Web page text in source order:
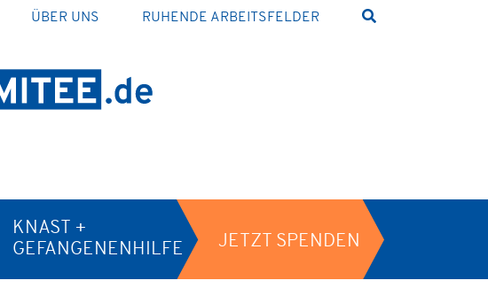
ÜBER UNS RUHENDE ARBEITSFELDER
KNAST +
GEFANGENENHILFE
JETZT SPENDEN